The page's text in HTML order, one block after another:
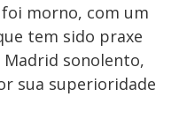
morno, com um
tem sido praxe
Madrid sonolento,
sua superioridade